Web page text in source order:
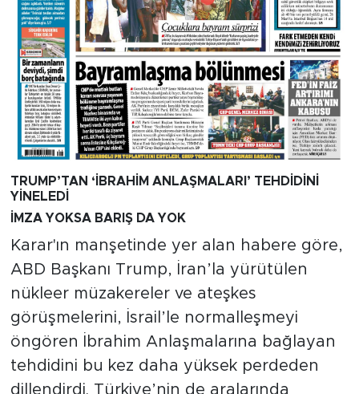
TRUMP’TAN ‘İBRAHİM ANLAŞMALARI’ TEHDİDİNİ
YİNELEDİ
İMZA YOKSA BARIŞ DA YOK
Karar'ın manşetinde yer alan habere göre,
ABD Başkanı Trump, İran’la yürütülen
nükleer müzakereler ve ateşkes
görüşmelerini, İsrail’le normalleşmeyi
öngören İbrahim Anlaşmalarına bağlayan
tehdidini bu kez daha yüksek perdeden
dillendirdi. Türkiye’nin de aralarında